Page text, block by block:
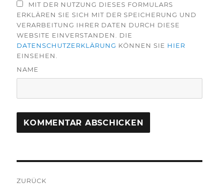
MIT DER NUTZUNG DIESES FORMULARS
ERKLÄREN SIE SICH MIT DER SPEICHERUNG UND
VERARBEITUNG IHRER DATEN DURCH DIESE
WEBSITE EINVERSTANDEN. DIE
DATENSCHUTZERKLÄRUNG KÖNNEN SIE HIER
EINSEHEN.
NAME
ZURÜCK